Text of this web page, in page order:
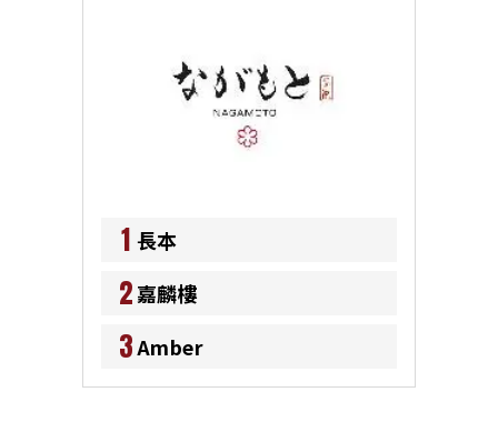
1 長本
2嘉麟樓
3Amber